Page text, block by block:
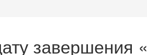
завершения